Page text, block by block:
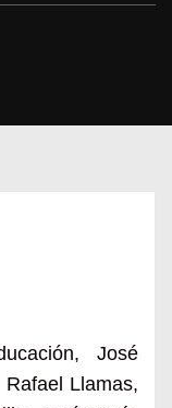
José
Llamas,